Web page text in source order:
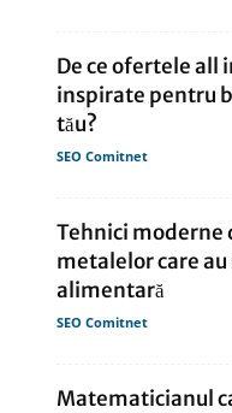
De ce ofertele all
inspirate pentru
tău?
SEO Comitnet
Tehnici moderne
metalelor care
alimentară
SEO Comitnet
Matematicianul